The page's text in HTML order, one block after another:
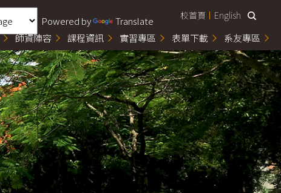
Powered by Translate 校首頁 English
師資陣容 課程資訊 實習專區 表單下載 系友專區